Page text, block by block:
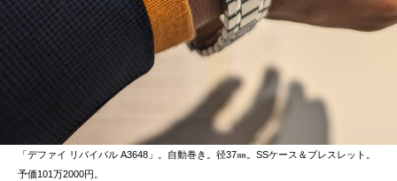
「デファイ リバイバル A3648」。自動巻き。径37㎜。SSケース＆ブレスレット。
予価101万2000円。